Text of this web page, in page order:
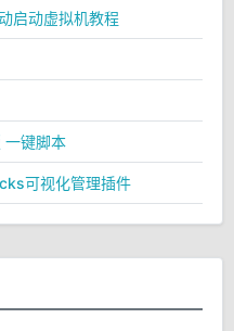
启动虚拟机教程
一键脚本
可视化管理插件